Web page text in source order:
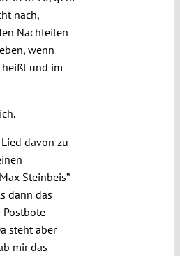
nach,
Nachteilen
wenn
und im
davon zu
Steinbeis”
dann das
Postbote
steht aber
mir das